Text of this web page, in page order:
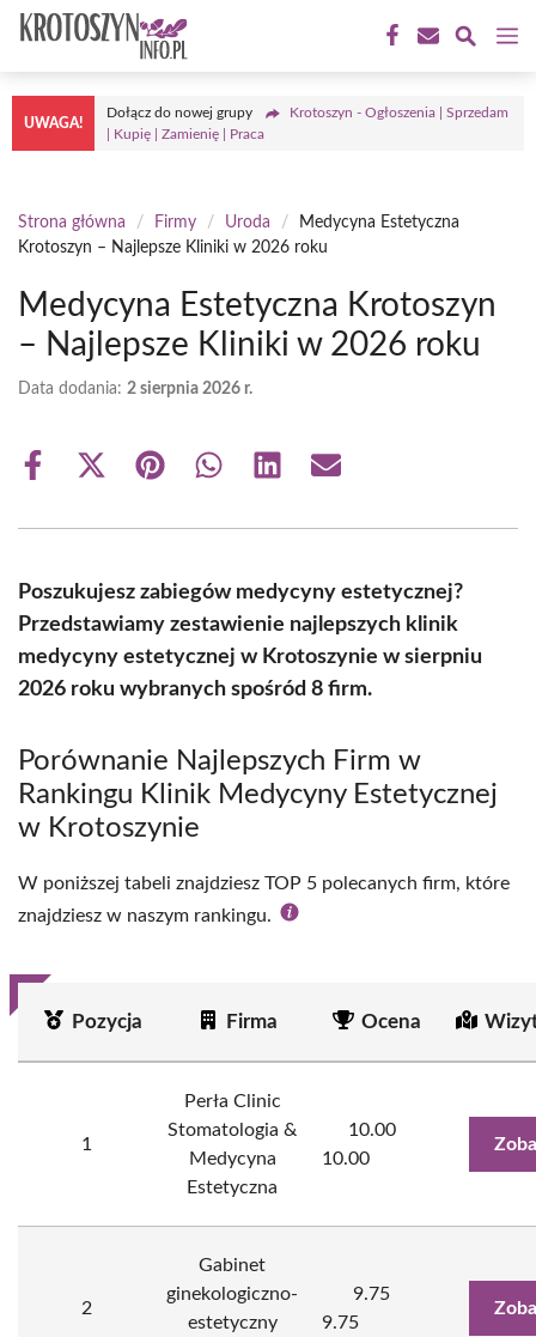
Przejdź
treści
UWAGA!
Dołącz do nowej grupy
Krotoszyn - Ogłoszenia | Sprzedam
| Kupię | Zamienię | Praca
Strona główna / Firmy / Uroda /
Medycyna Estetyczna
Krotoszyn – Najlepsze Kliniki w 2026 roku
Medycyna Estetyczna Krotoszyn
– Najlepsze Kliniki w 2026 roku
Data dodania: 2 sierpnia 2026 r.
Share
Share
(Twitter)
Share Share Share Share
Poszukujesz zabiegów medycyny estetycznej?
Przedstawiamy zestawienie najlepszych klinik
medycyny estetycznej w Krotoszynie w sierpniu
2026 roku wybranych spośród 8 firm.
Porównanie Najlepszych Firm w
Rankingu Klinik Medycyny Estetycznej
w Krotoszynie
W poniższej tabeli znajdziesz TOP 5 polecanych firm, które
znajdziesz w naszym rankingu.
Pozycja Firma Ocena
1
Perła Clinic
Stomatologia &
Medycyna
Estetyczna
10.00
10.00
2
Gabinet
ginekologiczno-
estetyczny
9.75
9.75